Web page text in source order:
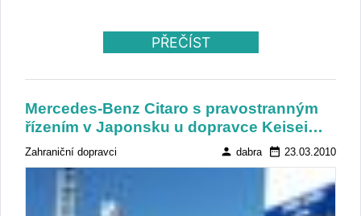
PŘEČÍST
Mercedes-Benz Citaro s pravostranným
řízením v Japonsku u dopravce Keisei…
Zahraniční dopravci person dabra date_range 23.03.2010